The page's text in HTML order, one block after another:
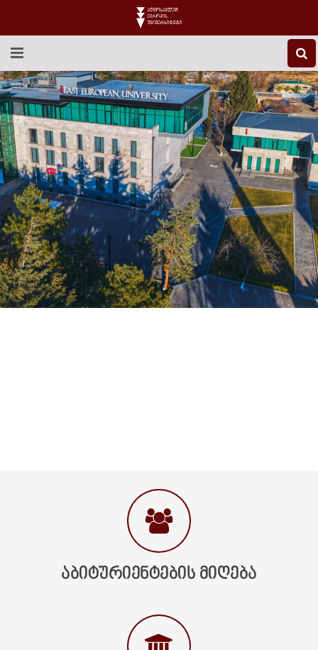
EEU-Ს ᲨᲔᲡᲐᲮᲔᲑ
ᲒᲐᲜᲐᲗᲚᲔᲑᲐ
ᲙᲕᲚᲔᲕᲐ
ᲡᲐᲔᲠᲗᲐᲨᲝᲠᲘᲡᲝ
ᲑᲘᲑᲚᲘᲝᲗᲔᲙᲐ
ᲡᲢᲣᲓᲔᲜᲢᲣᲠᲘ ᲪᲮᲝᲕᲠᲔᲑᲐ
ᲙᲝᲜᲢᲐᲥᲢᲘ
ᲐᲑᲘᲢᲣᲠᲘᲔᲜᲢᲔᲑᲘᲡ ᲛᲘᲦᲔᲑᲐ